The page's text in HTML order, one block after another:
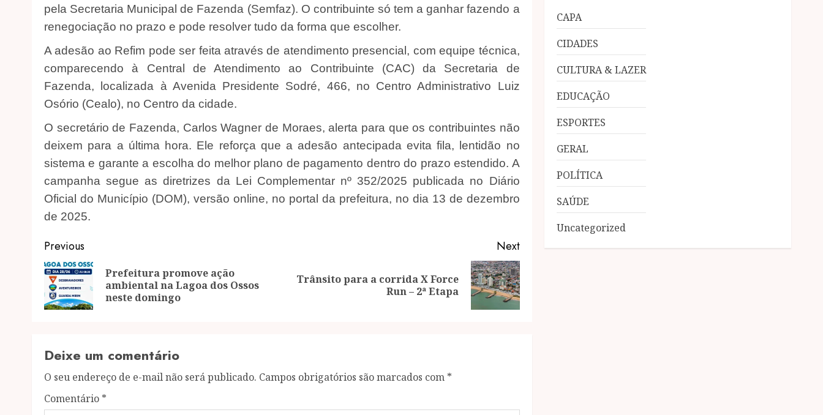
pela Secretaria Municipal de Fazenda (Semfaz). O contribuinte só tem a ganhar fazendo a
renegociação no prazo e pode resolver tudo da forma que escolher.
A adesão ao Refim pode ser feita através de atendimento presencial, com equipe técnica,
comparecendo à Central de Atendimento ao Contribuinte (CAC) da Secretaria de
Fazenda, localizada à Avenida Presidente Sodré, 466, no Centro Administrativo Luiz
Osório (Cealo), no Centro da cidade.
O secretário de Fazenda, Carlos Wagner de Moraes, alerta para que os contribuintes não
deixem para a última hora. Ele reforça que a adesão antecipada evita fila, lentidão no
sistema e garante a escolha do melhor plano de pagamento dentro do prazo estendido. A
campanha segue as diretrizes da Lei Complementar nº 352/2025 publicada no Diário
Oficial do Município (DOM), versão online, no portal da prefeitura, no dia 13 de dezembro
de 2025.
Post
navigation
Previous
Previous
Prefeitura promove ação
ambiental na Lagoa dos Ossos
neste domingo
Next
NextTrânsito para a corrida X Force
Run – 2ª Etapa
Deixe um comentário
O seu endereço de e-mail não será publicado. Campos obrigatórios são marcados com *
Comentário *
CAPA
CIDADES
CULTURA & LAZER
EDUCAÇÃO
ESPORTES
GERAL
POLÍTICA
SAÚDE
Uncategorized